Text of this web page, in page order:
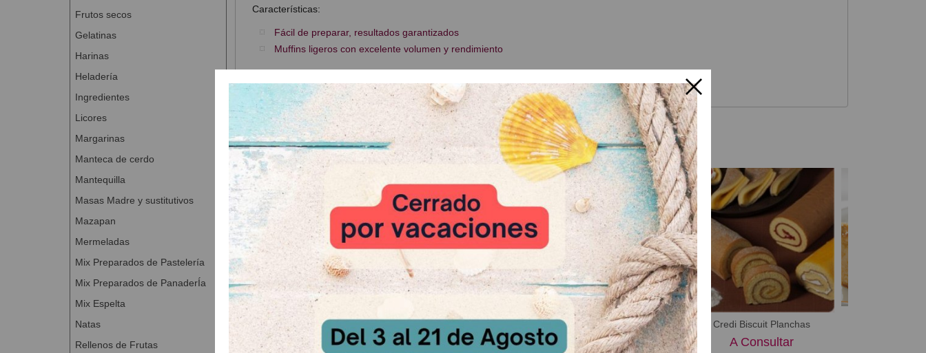
Frutos secos
Gelatinas
Harinas
Heladería
Ingredientes
Licores
Margarinas
Manteca de cerdo
Mantequilla
Masas Madre y sustitutivos
Mazapan
Mermeladas
Mix Preparados de Pastelería
Mix Preparados de PanaderÍa
Mix Espelta
Natas
Rellenos de Frutas
Características:
Fácil de preparar, resultados garantizados
Muffins ligeros con excelente volumen y rendimiento
Presentación: Sacos de 15 Kg
Productos Relacionados
Credin Muffins Chocolate
A Consultar
A Consultar
Tulipas Marrón medianas
A Consultar
Credi Biscuit Planchas
A Consultar